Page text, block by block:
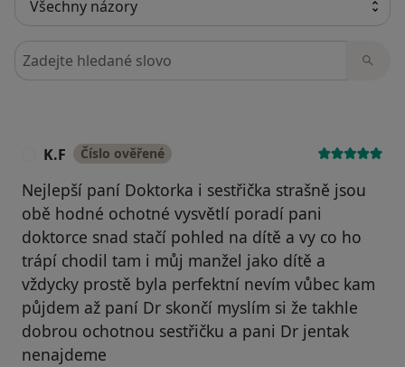
Hledejte v názorech
K.F Číslo ověřené
Nejlepší paní Doktorka i sestřička strašně jsou
obě hodné ochotné vysvětlí poradí pani
doktorce snad stačí pohled na dítě a vy co ho
trápí chodil tam i můj manžel jako dítě a
vždycky prostě byla perfektní nevím vůbec kam
půjdem až paní Dr skončí myslím si že takhle
dobrou ochotnou sestřičku a pani Dr jentak
nenajdeme